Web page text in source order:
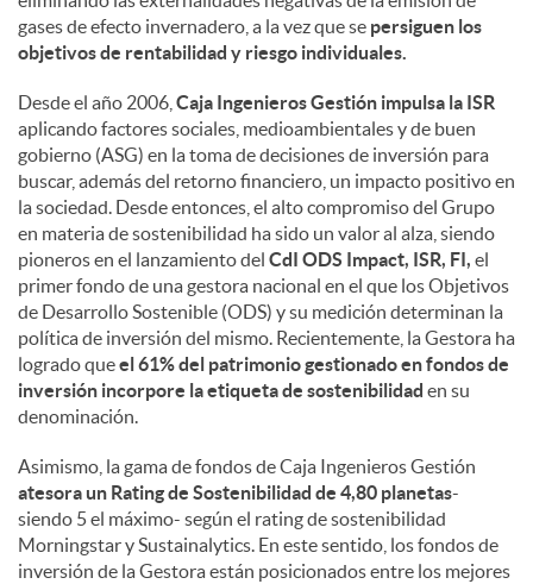
gases de efecto invernadero, a la vez que se persiguen los
objetivos de rentabilidad y riesgo individuales.
Desde el año 2006, Caja Ingenieros Gestión impulsa la ISR
aplicando factores sociales, medioambientales y de buen
gobierno (ASG) en la toma de decisiones de inversión para
buscar, además del retorno financiero, un impacto positivo en
la sociedad. Desde entonces, el alto compromiso del Grupo
en materia de sostenibilidad ha sido un valor al alza, siendo
pioneros en el lanzamiento del CdI ODS Impact, ISR, FI, el
primer fondo de una gestora nacional en el que los Objetivos
de Desarrollo Sostenible (ODS) y su medición determinan la
política de inversión del mismo. Recientemente, la Gestora ha
logrado queel 61% del patrimonio gestionado en fondos de
inversión incorpore la etiqueta de sostenibilidad en su
denominación.
Asimismo, la gama de fondos de Caja Ingenieros Gestión
atesora un Rating de Sostenibilidad de 4,80 planetas-
siendo 5 el máximo- según el rating de sostenibilidad
Morningstar y Sustainalytics. En este sentido, los fondos de
inversión de la Gestora están posicionados entre los mejores